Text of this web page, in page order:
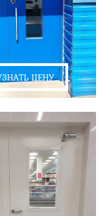
ЦЕНУ